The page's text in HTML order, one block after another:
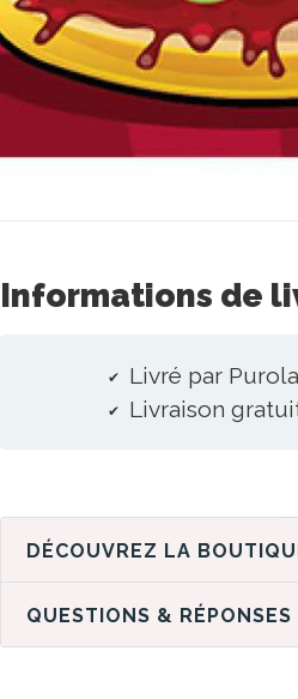
Informations de
Livré par
Livraison
QUESTIONS & RÉPONSES